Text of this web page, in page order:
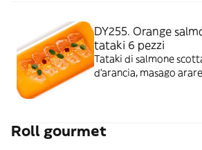
DY255. Orange
tataki 6 pezzi
Tataki di salmone
d'arancia, masago
Roll gourmet